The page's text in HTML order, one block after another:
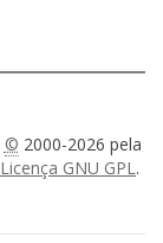
© 2000-2026 pela
Licença GNU GPL.